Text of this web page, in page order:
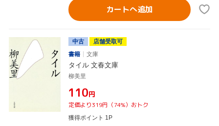
カートへ追加
中古
店舗受取可
書籍
文庫
タイル 文春文庫
柳美里
¥110円
定価より319円（74%）おトク
獲得ポイント 1P